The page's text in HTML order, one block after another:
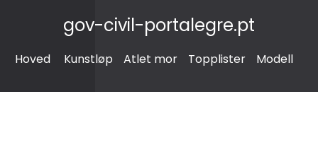
gov-civil-portalegre.pt
Hoved Kunstløp Atlet mor Topplister Modell